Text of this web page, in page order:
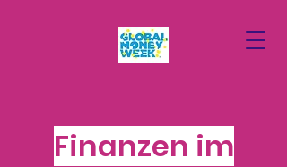
Finanzen im